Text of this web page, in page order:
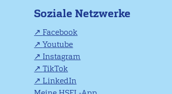
Soziale Netzwerke
Facebook
Youtube
Instagram
TikTok
LinkedIn